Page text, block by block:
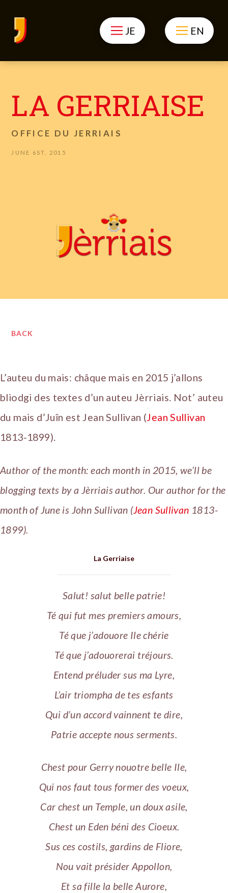
JE EN
LA GERRIAISE
OFFICE DU JERRIAIS
JUNE 6ST, 2015
BACK
L’auteu du mais: châque mais en 2015 j’allons
bliodgi des textes d’un auteu Jèrriais. Not’ auteu
du mais d’Juîn est Jean Sullivan (Jean Sullivan
1813-1899).
Author of the month: each month in 2015, we’ll be
blogging texts by a Jèrriais author. Our author for the
month of June is John Sullivan (Jean Sullivan 1813-
1899).
La Gerriaise
Salut! salut belle patrie!
Té qui fut mes premiers amours,
Té que j’adouore Ile chérie
Té que j’adouorerai tréjours.
Entend préluder sus ma Lyre,
L’air triompha de tes esfants
Qui d’un accord vainnent te dire,
Patrie accepte nous serments.
Chest pour Gerry nouotre belle Ile,
Qui nos faut tous former des voeux,
Car chest un Temple, un doux asile,
Chest un Eden béni des Cioeux.
Sus ces costils, gardins de Fliore,
Nou vait présider Appollon,
Et sa fille la belle Aurore,